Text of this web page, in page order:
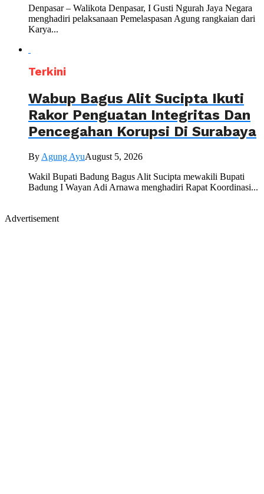
Denpasar – Walikota Denpasar, I Gusti Ngurah Jaya Negara
menghadiri pelaksanaan Pemelaspasan Agung rangkaian dari
Karya...
Terkini
Wabup Bagus Alit Sucipta Ikuti
Rakor Penguatan Integritas Dan
Pencegahan Korupsi Di Surabaya
By Agung AyuAugust 5, 2026
Wakil Bupati Badung Bagus Alit Sucipta mewakili Bupati
Badung I Wayan Adi Arnawa menghadiri Rapat Koordinasi...
Advertisement